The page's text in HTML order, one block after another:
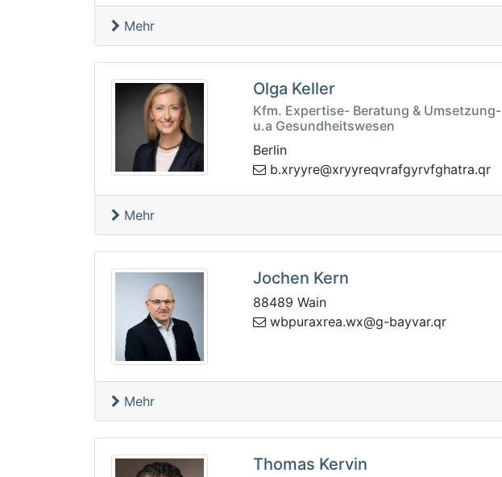
Mehr
Olga Keller
Kfm. Expertise- Beratung & Umsetzung-
u.a Gesundheitswesen
Berlin
rq.artahgfvrygfarvqeryyrx@ery
yrx.b
Mehr
Jochen Kern
88489 Wain
rq.ravyab-g
@xw.aerxarupbw
Mehr
Thomas Kervin